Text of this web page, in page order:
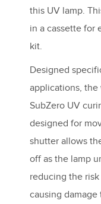
this UV lamp.
in a cassette for
kit.
Designed
applications,
SubZero UV
designed for
shutter allows
off as the lamp
reducing the
causing